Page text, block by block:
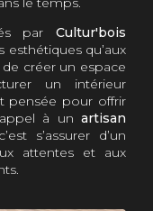
par Cultur'bois
qu’aux
de créer un espace
un intérieur
pensée pour offrir
à un artisan
s’assurer d’un
attentes et aux